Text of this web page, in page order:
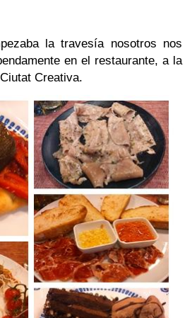
la travesía nosotros nos
en el restaurante, a la
Creativa.